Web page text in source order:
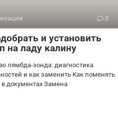
0
и установить
на ладу калину
лямбда-зонда: диагностика
и как заменить Как поменять
в документах Замена